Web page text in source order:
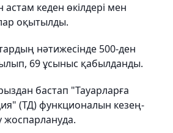
кеден өкілдері мен
оқытылды.
нәтижесінде 500-ден
69 ұсыныс қабылданды.
бастап "Тауарларға
(ТД) функционалын кезең-
жоспарлануда.